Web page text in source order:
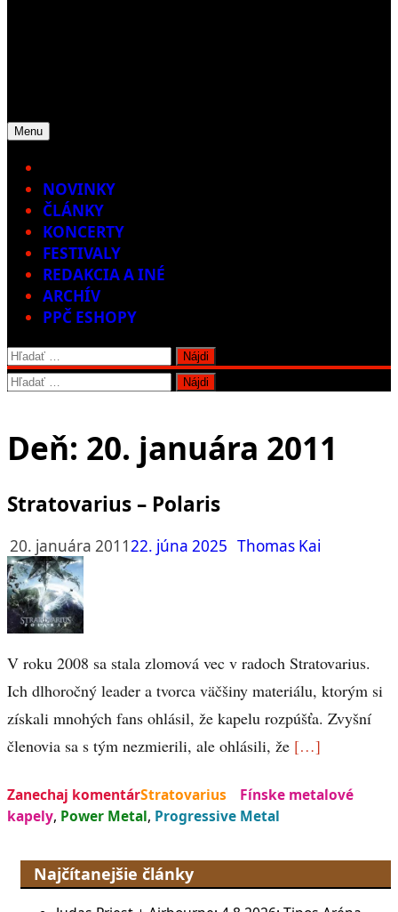
Menu
NOVINKY
ČLÁNKY
KONCERTY
FESTIVALY
REDAKCIA A INÉ
ARCHÍV
PPČ ESHOPY
Hľadať:
Hľadať:
Deň: 20. januára 2011
Stratovarius – Polaris
20. januára 201122. júna 2025 Thomas Kai
V roku 2008 sa stala zlomová vec v radoch Stratovarius.
Ich dlhoročný leader a tvorca väčšiny materiálu, ktorým si
získali mnohých fans ohlásil, že kapelu rozpúšťa. Zvyšní
členovia sa s tým nezmierili, ale ohlásili, že […]
Zanechaj komentárStratovarius
Fínske metalové
kapely, Power Metal, Progressive Metal
Najčítanejšie články